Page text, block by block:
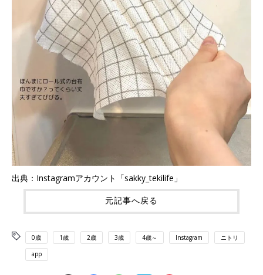
出典：Instagramアカウント「sakky_tekilife」
元記事へ戻る
0歳 1歳 2歳 3歳 4歳～ Instagram ニトリ
app